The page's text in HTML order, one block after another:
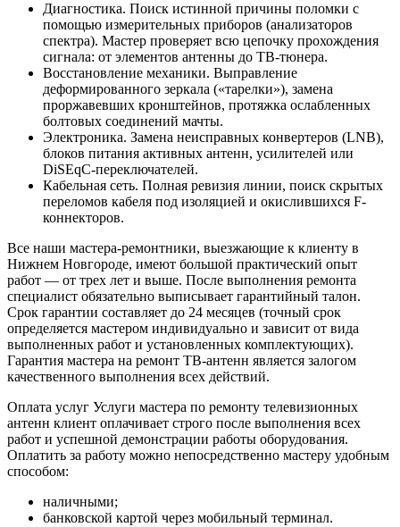
Диагностика. Поиск истинной причины поломки с
помощью измерительных приборов (анализаторов
спектра). Мастер проверяет всю цепочку прохождения
сигнала: от элементов антенны до ТВ-тюнера.
Восстановление механики. Выправление
деформированного зеркала («тарелки»), замена
проржавевших кронштейнов, протяжка ослабленных
болтовых соединений мачты.
Электроника. Замена неисправных конвертеров (LNB),
блоков питания активных антенн, усилителей или
DiSEqC-переключателей.
Кабельная сеть. Полная ревизия линии, поиск скрытых
переломов кабеля под изоляцией и окислившихся F-
коннекторов.
Все наши мастера-ремонтники, выезжающие к клиенту в
Нижнем Новгороде, имеют большой практический опыт
работ — от трех лет и выше. После выполнения ремонта
специалист обязательно выписывает гарантийный талон.
Срок гарантии составляет до 24 месяцев (точный срок
определяется мастером индивидуально и зависит от вида
выполненных работ и установленных комплектующих).
Гарантия мастера на ремонт ТВ-антенн является залогом
качественного выполнения всех действий.
Оплата услуг Услуги мастера по ремонту телевизионных
антенн клиент оплачивает строго после выполнения всех
работ и успешной демонстрации работы оборудования.
Оплатить за работу можно непосредственно мастеру удобным
способом:
наличными;
банковской картой через мобильный терминал.